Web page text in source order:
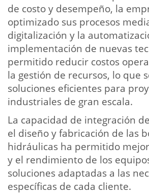
de costo y desempeño, la
optimizado sus procesos
digitalización y la
implementación de nuevas
permitido reducir costos
la gestión de recursos, lo que
soluciones eficientes para
industriales de gran escala.
La capacidad de integración
el diseño y fabricación de las
hidráulicas ha permitido
y el rendimiento de los
soluciones adaptadas a las
específicas de cada cliente.